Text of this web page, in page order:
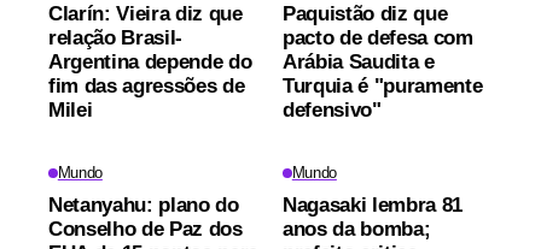
Clarín: Vieira diz que
relação Brasil-
Argentina depende do
fim das agressões de
Milei
Paquistão diz que
pacto de defesa com
Arábia Saudita e
Turquia é "puramente
defensivo"
Mundo
Netanyahu: plano do
Conselho de Paz dos
Mundo
Nagasaki lembra 81
anos da bomba;